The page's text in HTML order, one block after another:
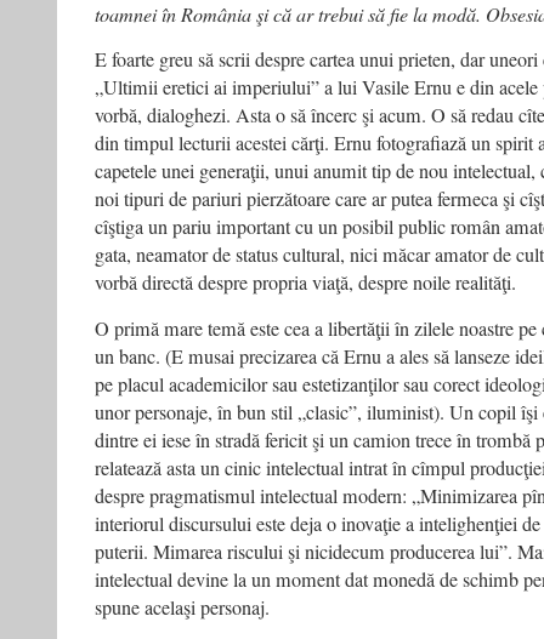
toamnei în România şi că ar trebui să fie la modă.
E foarte greu să scrii despre cartea unui prieten, dar uneori
„Ultimii eretici ai imperiului” a lui Vasile Ernu e din acele
vorbă, dialoghezi. Asta o să încerc şi acum. O să redau
din timpul lecturii acestei cărţi. Ernu fotografiază un spirit
capetele unei generaţii, unui anumit tip de nou
noi tipuri de pariuri pierzătoare care ar putea fermeca şi
cîştiga un pariu important cu un posibil public român
gata, neamator de status cultural, nici măcar amator de
vorbă directă despre propria viaţă, despre noile realităţi.
O primă mare temă este cea a libertăţii în zilele noastre
un banc. (E musai precizarea că Ernu a ales să lanseze
pe placul academicilor sau estetizanţilor sau corect
unor personaje, în bun stil „clasic”, iluminist). Un copil
dintre ei iese în stradă fericit şi un camion trece în trombă
relatează asta un cinic intelectual intrat în cîmpul
despre pragmatismul intelectual modern: „Minimizarea
interiorul discursului este deja o inovaţie a intelighenţiei
puterii. Mimarea riscului şi nicidecum producerea lui”.
intelectual devine la un moment dat monedă de schimb
spune acelaşi personaj.